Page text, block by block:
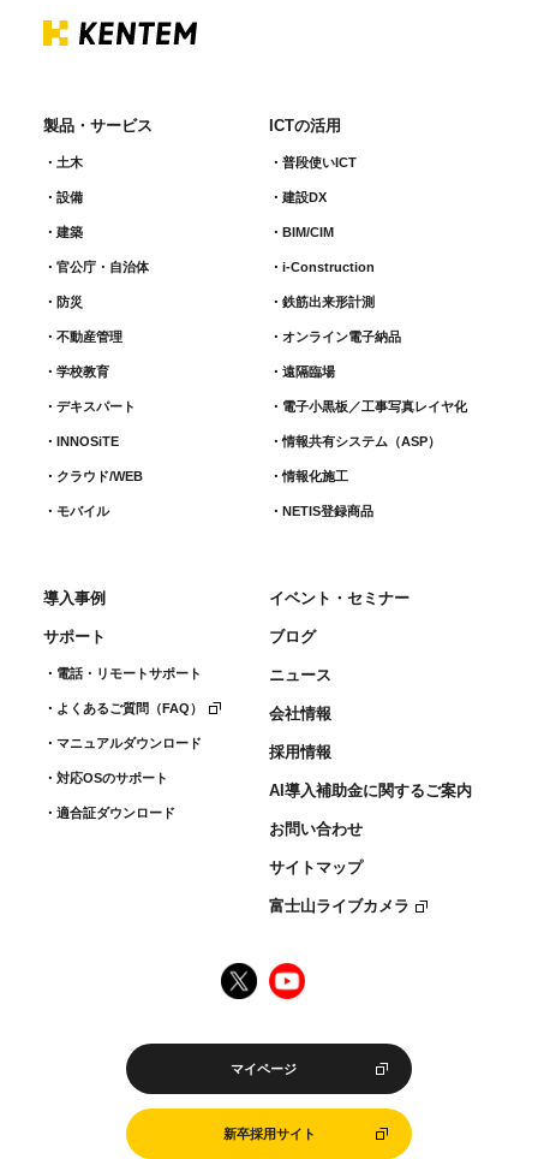
製品・サービス
土木
設備
建築
官公庁・自治体
防災
不動産管理
学校教育
デキスパート
INNOSiTE
クラウド/WEB
モバイル
ICTの活用
普段使いICT
建設DX
BIM/CIM
i-Construction
鉄筋出来形計測​
オンライン電子納品
遠隔臨場
電子小黒板／工事写真レイヤ化
情報共有システム（ASP）
情報化施工
NETIS登録商品
導入事例
サポート
電話・リモートサポート
よくあるご質問（FAQ）
マニュアルダウンロード
対応OSのサポート
適合証ダウンロード
イベント・セミナー
ブログ
ニュース
会社情報
採用情報
AI導入補助金に関するご案内
お問い合わせ
サイトマップ
富士山ライブカメラ
マイページ
新卒採用サイト